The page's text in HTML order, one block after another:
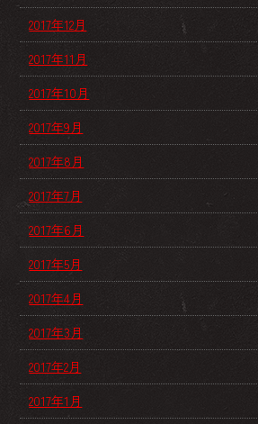
2017年12月
2017年11月
2017年10月
2017年9月
2017年8月
2017年7月
2017年6月
2017年5月
2017年4月
2017年3月
2017年2月
2017年1月